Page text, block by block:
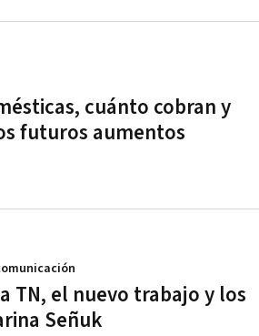
cuánto cobran y
futuros aumentos
TN, el nuevo trabajo y los
Señuk